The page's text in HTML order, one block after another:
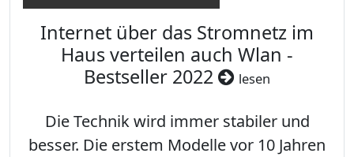
Internet über das Stromnetz im
Haus verteilen auch Wlan -
Bestseller 2022
lesen
Die Technik wird immer stabiler und
besser. Die erstem Modelle vor 10 Jahren